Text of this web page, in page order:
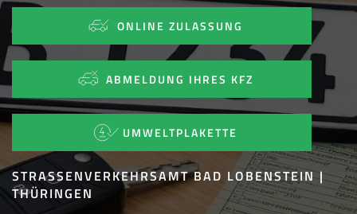
ONLINE ZULASSUNG
ABMELDUNG IHRES KFZ
UMWELTPLAKETTE
STRASSENVERKEHRSAMT BAD LOBENSTEIN | T
HÜRINGEN